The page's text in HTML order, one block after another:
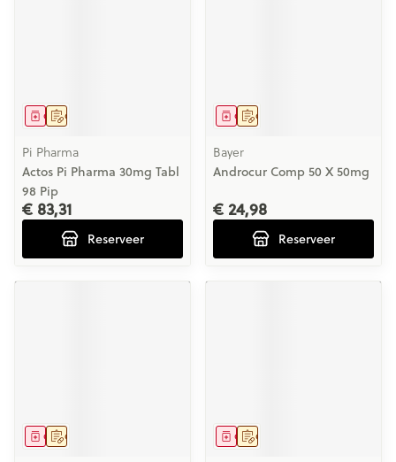
Op voorschrift
Geneesmiddel
Pi Pharma
Actos Pi Pharma 30mg Tabl
98 Pip
€ 83,31
Reserveer
Op voorschrift
Geneesmiddel
Bayer
Androcur Comp 50 X 50mg
€ 24,98
Reserveer
Op voorschrift
Geneesmiddel Op voorschrift
Geneesmiddel